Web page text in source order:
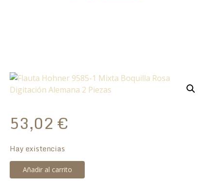
53,02 €
Hay existencias
Flauta
Hohner
Añadir al carrito